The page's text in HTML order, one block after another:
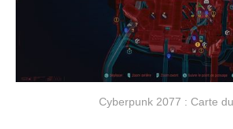
Cyberpunk 2077 : Carte